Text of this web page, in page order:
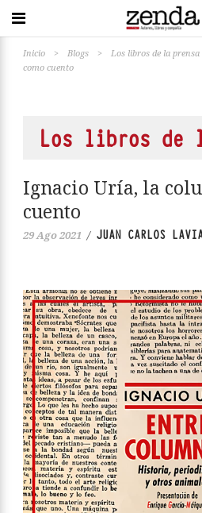
Inicio > Blogs > Los libros de la prensa
como cuento
Los libros de
Ignacio Uría, la
cuento
29 Ago 2021 / JUAN CARLOS